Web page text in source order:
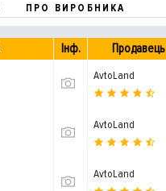
ПРО ВИРОБНИКА
Інф. Продавець
AvtoLand
AvtoLand
AvtoLand